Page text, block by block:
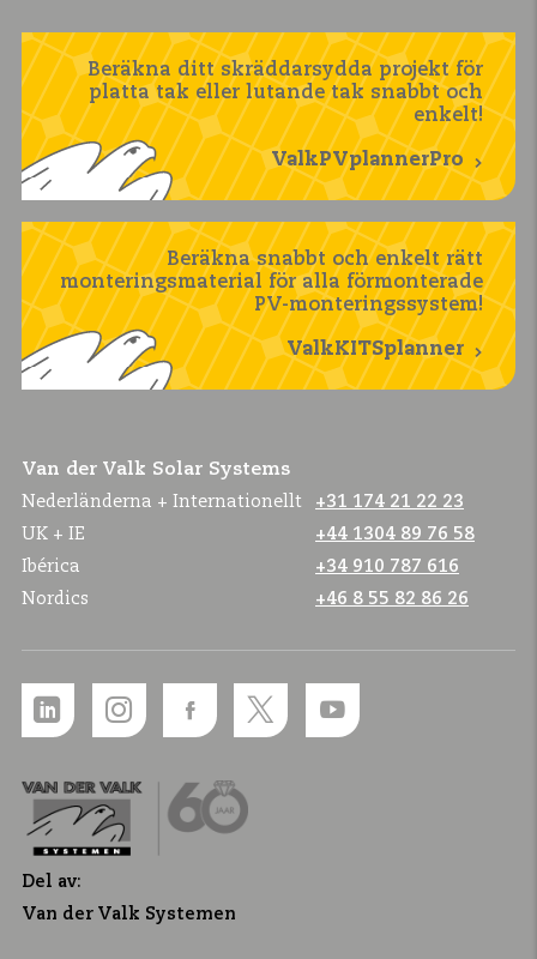
Beräkna ditt skräddarsydda projekt för
platta tak eller lutande tak snabbt och
enkelt!
ValkPVplannerPro
Beräkna snabbt och enkelt rätt
monteringsmaterial för alla förmonterade
PV-monteringssystem!
ValkKITSplanner
Van der Valk Solar Systems
Nederländerna + Internationellt
+31 174 21 22 23
UK + IE
+44 1304 89 76 58
Ibérica
+34 910 787 616
Nordics
+46 8 55 82 86 26
Del av:
Van der Valk Systemen